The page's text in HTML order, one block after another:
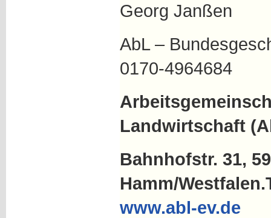
Georg Janßen
AbL –
0170-4964684
Landwirtschaft
Bahnhofstr. 31,
Hamm/
www.abl-ev.de